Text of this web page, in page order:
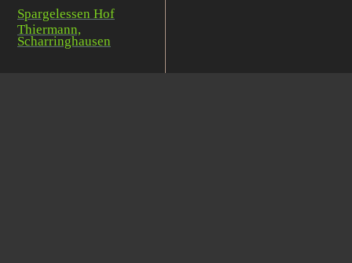
Spargelessen Hof
Thiermann,
Scharringhausen